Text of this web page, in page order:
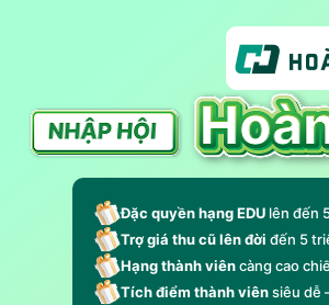
Đặc quyền hạng EDU lên đến
Trợ giá thu cũ lên đời đến 5
Hạng thành viêncàng cao
Tích điểm thành viênsiêu dễ